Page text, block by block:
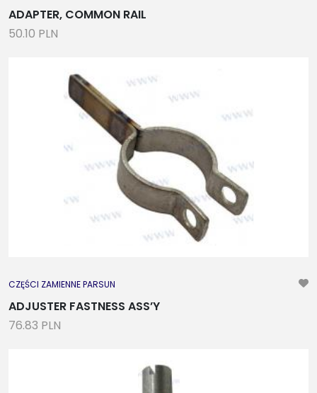
ADAPTER, COMMON RAIL
50.10 PLN
CZĘŚCI ZAMIENNE PARSUN
ADJUSTER FASTNESS ASS’Y
76.83 PLN